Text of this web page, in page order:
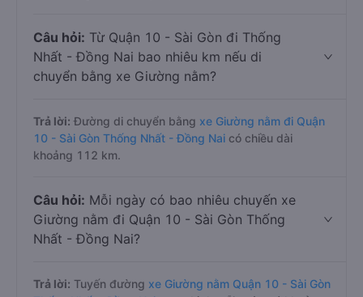
Câu hỏi: Từ Quận 10 - Sài Gòn đi Thống
Nhất - Đồng Nai bao nhiêu km nếu di
chuyển bằng xe Giường nằm?
Trả lời: Đường di chuyển bằng xe Giường nằm đi Quận
10 - Sài Gòn Thống Nhất - Đồng Nai có chiều dài
khoảng 112 km.
Câu hỏi: Mỗi ngày có bao nhiêu chuyến xe
Giường nằm đi Quận 10 - Sài Gòn Thống
Nhất - Đồng Nai?
Trả lời: Tuyến đường xe Giường nằm Quận 10 - Sài Gòn